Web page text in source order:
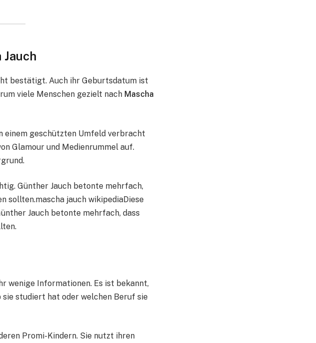
bestätigt. Auch ihr Geburtsdatum ist
viele Menschen gezielt nach Mascha
einem geschützten Umfeld verbracht
Glamour und Medienrummel auf.
Günther Jauch betonte mehrfach,
sollten.mascha jauch wikipediaDiese
Jauch betonte mehrfach, dass
wenige Informationen. Es ist bekannt,
sie studiert hat oder welchen Beruf sie
Promi-Kindern. Sie nutzt ihren